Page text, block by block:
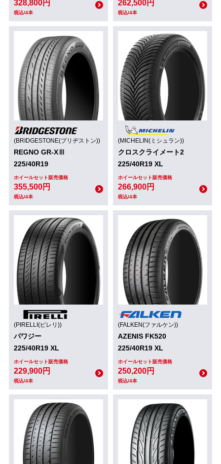
328,800円
税込/4本
262,500円
税込/4本
(BRIDGESTONE(ブリヂストン))
REGNO GR-XⅢ
225/40R19
ホイールセット販売価格
355,500円
税込/4本
(MICHELIN(ミシュラン))
クロスクライメート2
225/40R19 XL
ホイールセット販売価格
266,900円
税込/4本
(PIRELLI(ピレリ))
パワジー
225/40R19 XL
ホイールセット販売価格
229,900円
税込/4本
(FALKEN(ファルケン))
AZENIS FK520
225/40R19 XL
ホイールセット販売価格
250,200円
税込/4本